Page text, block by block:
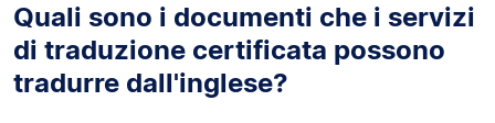
Quali sono i documenti che i servizi
di traduzione certificata possono
tradurre dall'inglese?